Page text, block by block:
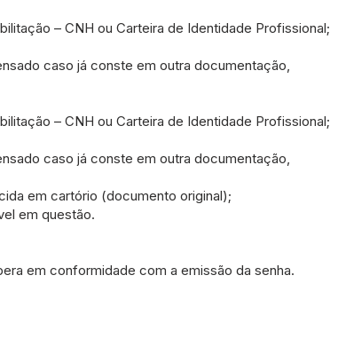
– CNH ou Carteira de Identidade Profissional;
caso já conste em outra documentação,
– CNH ou Carteira de Identidade Profissional;
caso já conste em outra documentação,
em cartório (documento original);
em questão.
em conformidade com a emissão da senha.